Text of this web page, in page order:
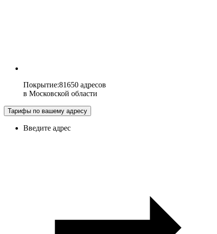
Покрытие:81650 адресов
в Московской области
Тарифы по вашему адресу
Введите адрес